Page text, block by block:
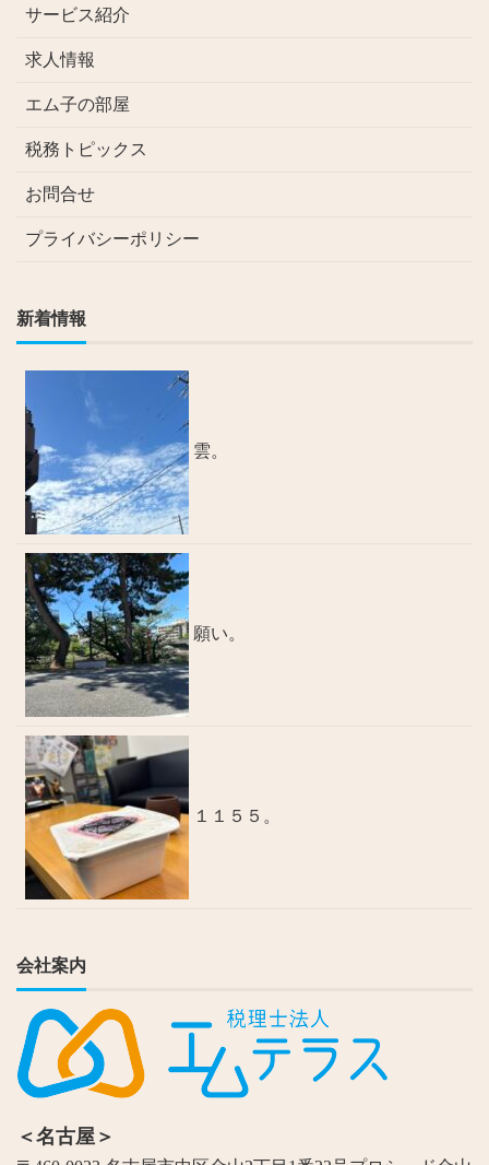
サービス紹介
求人情報
エム子の部屋
税務トピックス
お問合せ
プライバシーポリシー
新着情報
雲。
願い。
１１５５。
会社案内
＜名古屋＞